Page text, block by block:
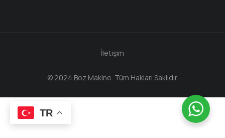
© 2024 Boz Makine. Tüm Hakları Saklıdır.
İletişim
TR